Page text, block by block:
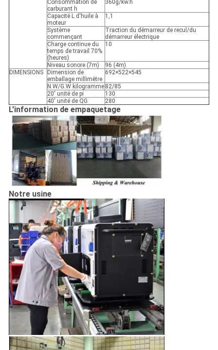
Consommation de
carburant h
360g/kw.h
Capacité L d'huile à
moteur
1,1
Système
commençant
Traction du démarreur de recul/du
démarreur électrique
Charge continue du
temps de travail 70%
(heures)
10
Niveau sonore (7m)
96 (4m)
DIMENSIONS
Dimension de
emballage millimètre
692×522×545
N.W/G.W kilogramme 82/85
20' unité de pi
130
40' unité de QG
280
L'information de empaquetage
Notre usine